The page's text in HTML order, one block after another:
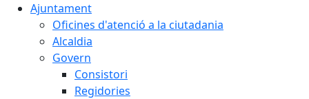
Ajuntament
Oficines d'atenció a la ciutadania
Alcaldia
Govern
Consistori
Regidories